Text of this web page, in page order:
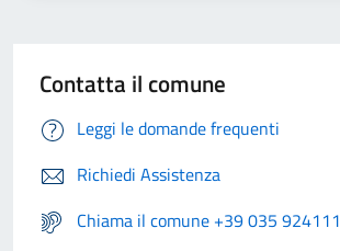
Contatta il comune
Leggi le domande frequenti
Richiedi Assistenza
Chiama il comune +39 035 924111